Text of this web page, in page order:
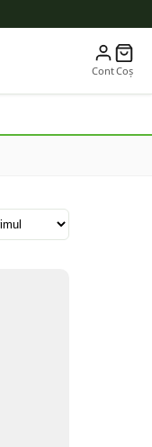
ContCoș